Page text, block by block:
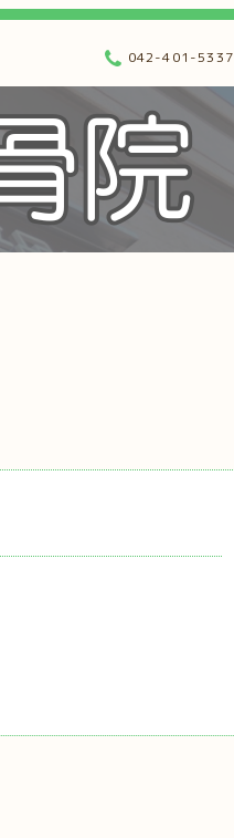
042-401-5337